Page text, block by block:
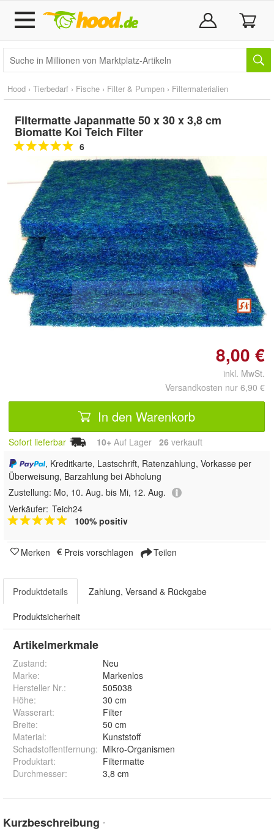
Hood › Tierbedarf › Fische › Filter & Pumpen › Filtermaterialien
Filtermatte Japanmatte 50 x 30 x 3,8 cm
Biomatte Koi Teich Filter
6
Doppelt antippen zum
vergrößern
8,00 €
inkl. MwSt.
Versandkosten nur 6,90 €
In den Warenkorb
Sofort lieferbar 10+ Auf Lager 26 verkauft
, Kreditkarte, Lastschrift, Ratenzahlung, Vorkasse per
Überweisung, Barzahlung bei Abholung
Zustellung: Mo, 10. Aug. bis Mi, 12. Aug.
Verkäufer: Teich24
100% positiv
Merken Preis vorschlagen Teilen
Produktdetails Zahlung, Versand & Rückgabe
Produktsicherheit
Artikelmerkmale
Zustand:
Neu
Marke:
Markenlos
Hersteller Nr.:
505038
Höhe:
30 cm
Wasserart:
Filter
Breite:
50 cm
Material:
Kunststoff
Schadstoffentfernung: Mikro-Organismen
Produktart:
Filtermatte
Durchmesser: 3,8 cm
Kurzbeschreibung *